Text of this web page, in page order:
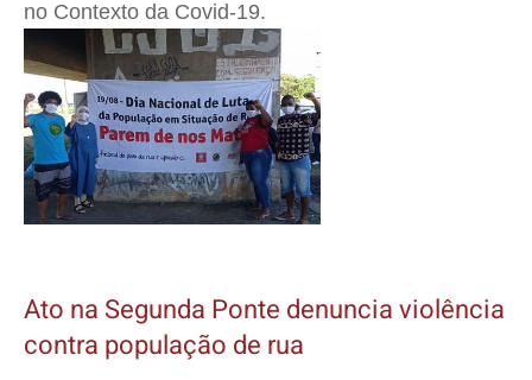
no Contexto da Covid-19.
Ato na Segunda Ponte denuncia violência
contra população de rua